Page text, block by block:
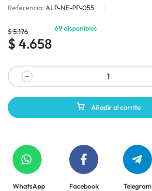
Referencia: ALP-NE-PP-055
$5.176
$ 4.658
69 disponibles
Añadir al carrito
WhatsApp Facebook Telegram